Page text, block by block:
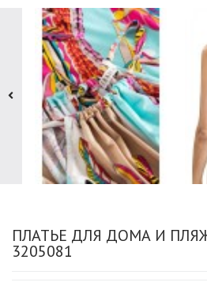
ПЛАТЬЕ ДЛЯ ДОМА И
3205081